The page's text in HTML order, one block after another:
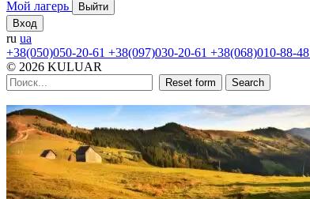
Мой лагерь
Выйти
Вход
ru ua
+38(050)050-20-61 +38(097)030-20-61 +38(068)010-88-48
© 2026 KULUAR
Reset form Search